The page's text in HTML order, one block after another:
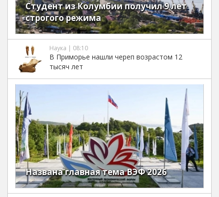
Студент из Колумбии получил 9 лет
строгого режима
Наука | 08:10
В Приморье нашли череп возрастом 12
тысяч лет
Названа главная тема ВЭФ 2026